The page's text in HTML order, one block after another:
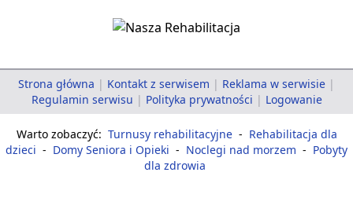
Strona główna | Kontakt z serwisem | Reklama w serwisie |
Regulamin serwisu | Polityka prywatności | Logowanie
Warto zobaczyć: Turnusy rehabilitacyjne - Rehabilitacja dla
dzieci - Domy Seniora i Opieki - Noclegi nad morzem - Pobyty
dla zdrowia